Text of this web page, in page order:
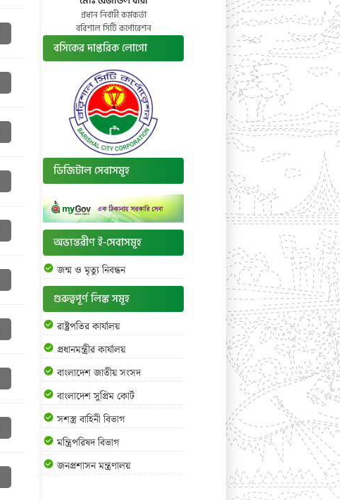
প্রধান নির্বাহী কর্মকর্তা
বরিশাল সিটি কর্পোরেশন
বসিকের দাপ্তরিক লোগো
ডিজিটাল সেবাসমূহ
অভ্যন্তরীণ ই-সেবাসমূহ
জন্ম ও মৃত্যু নিবন্ধন
গুরুত্বপূর্ণ লিঙ্ক সমূহ
রাষ্ট্রপতির কার্যালয়
প্রধানমন্ত্রীর কার্যালয়
বাংলাদেশ জাতীয় সংসদ
বাংলাদেশ সুপ্রিম কোর্ট
সশস্ত্র বাহিনী বিভাগ
মন্ত্রিপরিষদ বিভাগ
জনপ্রশাসন মন্ত্রণালয়